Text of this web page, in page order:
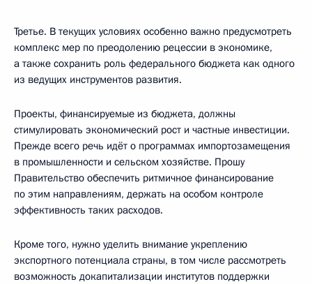
Третье. В текущих условиях особенно важно предусмотреть
комплекс мер по преодолению рецессии в экономике,
а также сохранить роль федерального бюджета как одного
из ведущих инструментов развития.
Проекты, финансируемые из бюджета, должны
стимулировать экономический рост и частные инвестиции.
Прежде всего речь идёт о программах импортозамещения
в промышленности и сельском хозяйстве. Прошу
Правительство обеспечить ритмичное финансирование
по этим направлениям, держать на особом контроле
эффективность таких расходов.
Кроме того, нужно уделить внимание укреплению
экспортного потенциала страны, в том числе рассмотреть
возможность докапитализации институтов поддержки